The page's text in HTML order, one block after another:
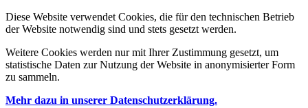
Diese Website verwendet Cookies, die für den technischen Betrieb
der Website notwendig sind und stets gesetzt werden.
Weitere Cookies werden nur mit Ihrer Zustimmung gesetzt, um
statistische Daten zur Nutzung der Website in anonymisierter Form
zu sammeln.
Mehr dazu in unserer Datenschutzerklärung.